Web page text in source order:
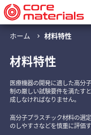
ホーム chevron_right 材料特性
材料特性
医療機器の開発に適した高分
制の厳しい試験要件を満たす
成しなければなりません。
高分子プラスチック材料の選
のしやすさなどを慎重に評価